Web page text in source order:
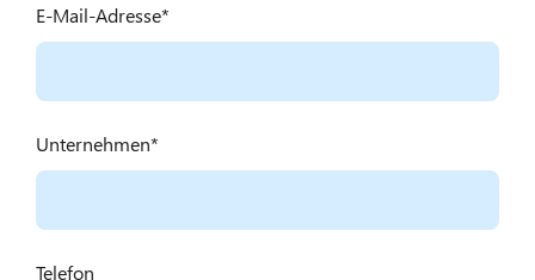
E-Mail-Adresse
Unternehmen
Telefon